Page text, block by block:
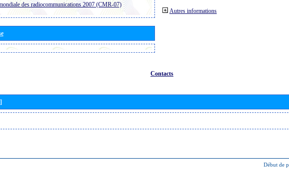
des radiocommunications 2007 (CMR-07)
Autres informations
Contacts
Début de